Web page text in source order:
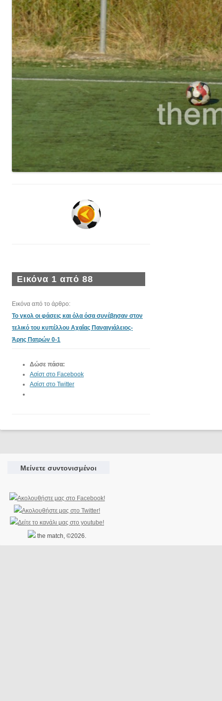
Εικόνα 1 από 88
Εικόνα από το άρθρο:
Το γκολ οι φάσεις και όλα όσα συνέβησαν στον
τελικό του κυπέλλου Αχαΐας Παναιγιάλειος-
Άρης Πατρών 0-1
Δώσε πάσα:
Ασίστ στο Facebook
Ασίστ στο Twitter
Μείνετε συντονισμένοι
the match, ©2026.